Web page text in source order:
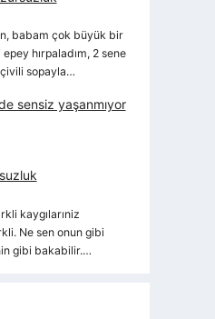
babam çok büyük bir
hırpaladım, 2 sene
sopayla…
sensiz yaşanmıyor
kaygılarıniz
Ne sen onun gibi
gibi bakabilir.…